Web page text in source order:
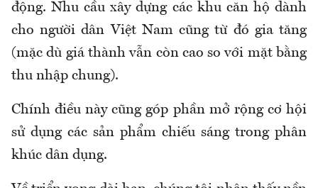
động. Nhu cầu xây dựng các khu căn hộ dành
cho người dân Việt Nam cũng từ đó gia tăng
(mặc dù giá thành vẫn còn cao so với mặt bằng
thu nhập chung).
Chính điều này cũng góp phần mở rộng cơ hội
sử dụng các sản phẩm chiếu sáng trong phân
khúc dân dụng.